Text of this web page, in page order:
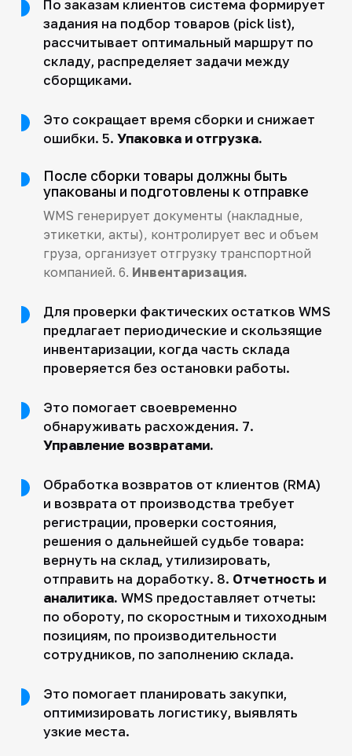
По заказам клиентов система формирует
задания на подбор товаров (pick list),
рассчитывает оптимальный маршрут по
складу, распределяет задачи между
сборщиками.
Это сокращает время сборки и снижает
ошибки. 5. Упаковка и отгрузка.
После сборки товары должны быть
упакованы и подготовлены к отправке
WMS генерирует документы (накладные,
этикетки, акты), контролирует вес и объем
груза, организует отгрузку транспортной
компанией. 6. Инвентаризация.
Для проверки фактических остатков WMS
предлагает периодические и скользящие
инвентаризации, когда часть склада
проверяется без остановки работы.
Это помогает своевременно
обнаруживать расхождения. 7.
Управление возвратами.
Обработка возвратов от клиентов (RMA)
и возврата от производства требует
регистрации, проверки состояния,
решения о дальнейшей судьбе товара:
вернуть на склад, утилизировать,
отправить на доработку. 8. Отчетность и
аналитика. WMS предоставляет отчеты:
по обороту, по скоростным и тихоходным
позициям, по производительности
сотрудников, по заполнению склада.
Это помогает планировать закупки,
оптимизировать логистику, выявлять
узкие места.